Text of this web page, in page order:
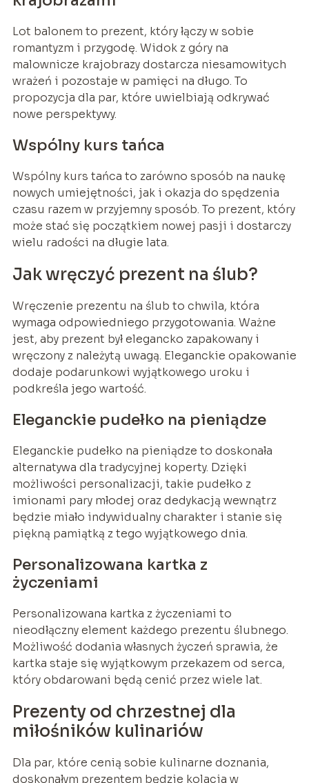
Lot balonem to prezent, który łączy w sobie
romantyzm i przygodę. Widok z góry na
malownicze krajobrazy dostarcza niesamowitych
wrażeń i pozostaje w pamięci na długo. To
propozycja dla par, które uwielbiają odkrywać
nowe perspektywy.
Wspólny kurs tańca
Wspólny kurs tańca to zarówno sposób na naukę
nowych umiejętności, jak i okazja do spędzenia
czasu razem w przyjemny sposób. To prezent, który
może stać się początkiem nowej pasji i dostarczy
wielu radości na długie lata.
Jak wręczyć prezent na ślub?
Wręczenie prezentu na ślub to chwila, która
wymaga odpowiedniego przygotowania. Ważne
jest, aby prezent był elegancko zapakowany i
wręczony z należytą uwagą. Eleganckie opakowanie
dodaje podarunkowi wyjątkowego uroku i
podkreśla jego wartość.
Eleganckie pudełko na pieniądze
Eleganckie pudełko na pieniądze to doskonała
alternatywa dla tradycyjnej koperty. Dzięki
możliwości personalizacji, takie pudełko z
imionami pary młodej oraz dedykacją wewnątrz
będzie miało indywidualny charakter i stanie się
piękną pamiątką z tego wyjątkowego dnia.
Personalizowana kartka z
życzeniami
Personalizowana kartka z życzeniami to
nieodłączny element każdego prezentu ślubnego.
Możliwość dodania własnych życzeń sprawia, że
kartka staje się wyjątkowym przekazem od serca,
który obdarowani będą cenić przez wiele lat.
Prezenty od chrzestnej dla
miłośników kulinariów
Dla par, które cenią sobie kulinarne doznania,
doskonałym prezentem będzie kolacja w